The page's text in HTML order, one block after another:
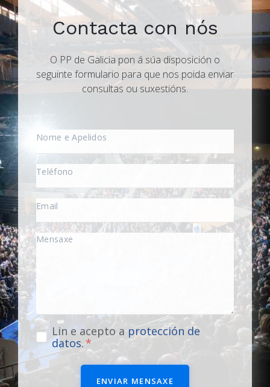
Contacta con nós
O PP de Galicia pon á súa disposición o
seguinte formulario para que nos poida enviar
consultas ou suxestións.
Lin e acepto a protección de
datos.
ENVIAR MENSAXE